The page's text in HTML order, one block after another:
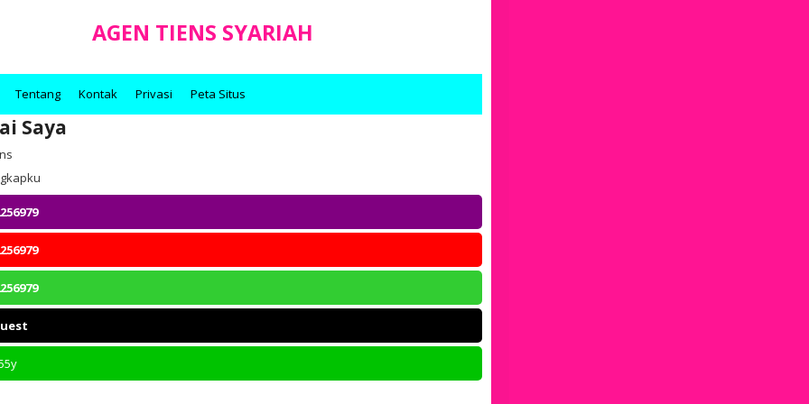
AGEN TIENS SYARIAH
Tentang Kontak Privasi Peta Situs
Saya